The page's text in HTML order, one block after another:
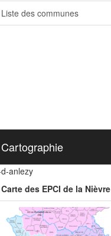
Liste des communes
Cartographie
anlezy
Carte des EPCI de la Nièvre